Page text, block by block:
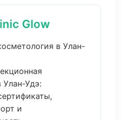
Glow
в Улан-
Улан-Удэ:
и